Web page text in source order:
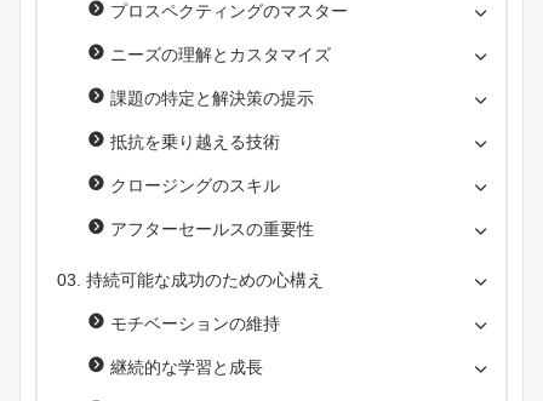
プロスペクティングのマスター
ニーズの理解とカスタマイズ
課題の特定と解決策の提示
抵抗を乗り越える技術
クロージングのスキル
アフターセールスの重要性
持続可能な成功のための心構え
モチベーションの維持
継続的な学習と成長